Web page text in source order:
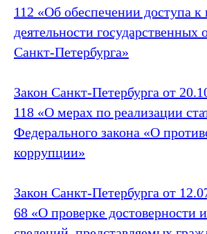
112 «Об обеспечении доступа
деятельности государственных
Санкт‑Петербурга»
Закон Санкт‑Петербурга от
118 «О мерах по реализации
Федерального закона «О
коррупции»
Закон Санкт‑Петербурга от
68 «О проверке достоверности